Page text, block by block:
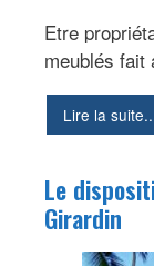
Etre
meublés
Lire la
Le
Girardin